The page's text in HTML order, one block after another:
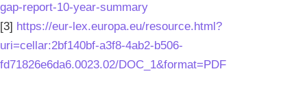
gap-report-10-year-summary
[3] https://eur-lex.europa.eu/resource.html?
uri=cellar:2bf140bf-a3f8-4ab2-b506-
fd71826e6da6.0023.02/DOC_1&format=PDF